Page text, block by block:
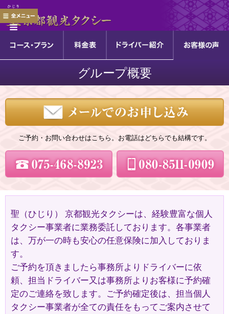
グループ概要
ご予約・お問い合わせはこちら。お電話はどちらでも結構です。
聖（ひじり） 京都観光タクシーは、経験豊富な個人
タクシー事業者に業務委託しております。各事業者
は、万が一の時も安心の任意保険に加入しておりま
す。
ご予約を頂きましたら事務所よりドライバーに依
頼、担当ドライバー又は事務所よりお客様に予約確
定のご連絡を致します。ご予約確定後は、担当個人
タクシー事業者が全ての責任をもってご案内させて